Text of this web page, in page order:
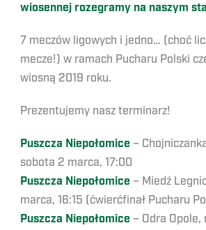
wiosennej rozegramy na naszym
7 meczów ligowych i jedno… (choć
mecze!) w ramach Pucharu Polski
wiosną 2019 roku.
Prezentujemy nasz terminarz!
Puszcza Niepołomice –
sobota 2 marca, 17:00
Puszcza Niepołomice – Miedź
marca, 16:15 (ćwierćfinał Pucharu
Puszcza Niepołomice – Odra Opole,